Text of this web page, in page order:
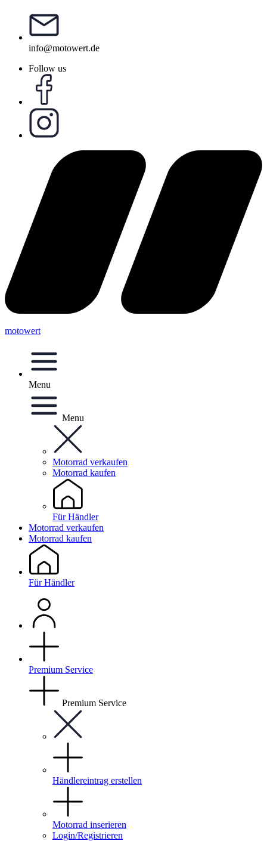
info@motowert.de
Follow us
motowert
Menu
Menu
Motorrad verkaufen
Motorrad kaufen
Für Händler
Motorrad verkaufen
Motorrad kaufen
Für Händler
Premium Service
Premium Service
Händlereintrag erstellen
Motorrad inserieren
Login/Registrieren